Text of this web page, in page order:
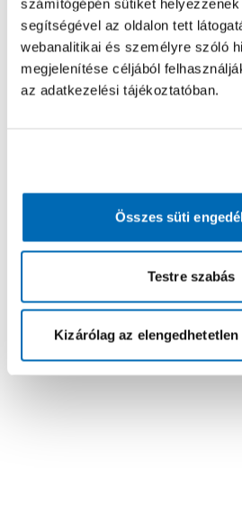
számítógépén sütiket
segítségével az oldalon tett
webanalitikai és személyre szóló
megjelenítése céljából
az adatkezelési tájékoztatóban.
Összes süti
Testre szabás
Kizárólag az